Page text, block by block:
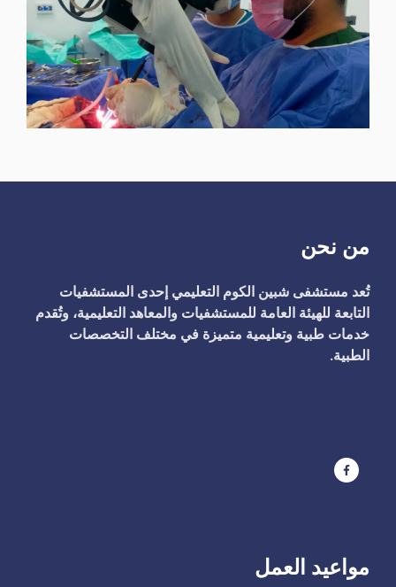
من نحن
تُعد مستشفى شبين الكوم التعليمي إحدى المستشفيات
التابعة للهيئة العامة للمستشفيات والمعاهد التعليمية، وتُقدم
خدمات طبية وتعليمية متميزة في مختلف التخصصات
الطبية.
مواعيد العمل